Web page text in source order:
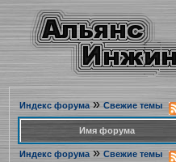
Индекс форума» Свежие темы
Имя форума
Индекс форума » Свежие темы